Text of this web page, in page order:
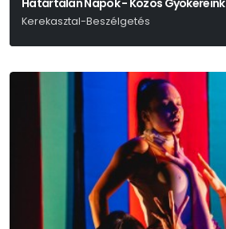
Kerekasztal-Beszélgetés